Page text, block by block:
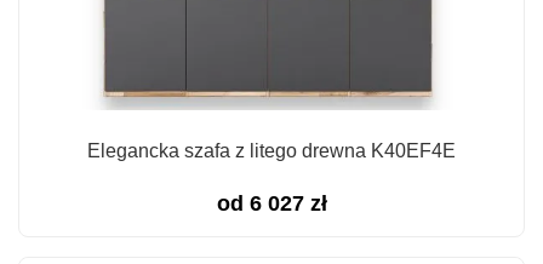
Elegancka szafa z litego drewna K40EF4E
od 6 027 zł